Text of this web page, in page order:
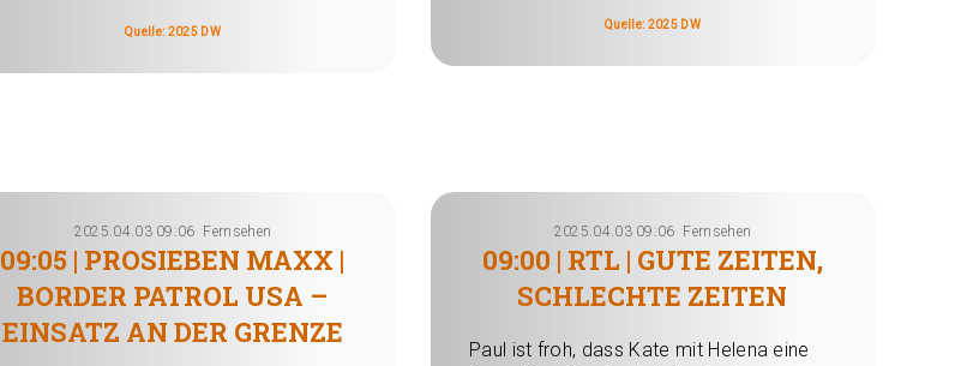
Quelle: 2025 DW
Quelle: 2025 DW
2025.04.03 09:06 Fernsehen
09:05 | PROSIEBEN MAXX |
BORDER PATROL USA –
EINSATZ AN DER GRENZE
2025.04.03 09:06 Fernsehen
09:00 | RTL | GUTE ZEITEN,
SCHLECHTE ZEITEN
Paul ist froh, dass Kate mit Helena eine